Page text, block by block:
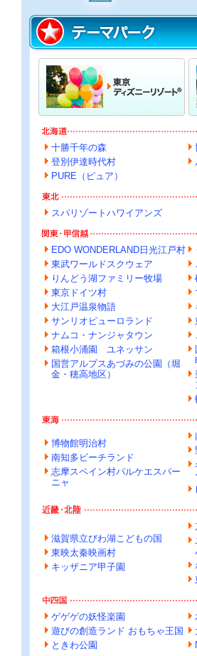
十勝千年の森
登別伊達時代村
PURE（ピュア）
スパリゾートハワイアンズ
EDO WONDERLAND日光江戸村
東武ワールドスクウェア
りんどう湖ファミリー牧場
東京ドイツ村
大江戸温泉物語
サンリオピューロランド
ナムコ・ナンジャタウン
箱根小涌園 ユネッサン
国営アルプスあづみの公園（堀
金・穂高地区）
博物館明治村
南知多ビーチランド
志摩スペイン村パルケエスパー
ニャ
滋賀県立びわ湖こどもの国
東映太秦映画村
キッザニア甲子園
ゲゲゲの妖怪楽園
遊びの創造ランド おもちゃ王国
ときわ公園